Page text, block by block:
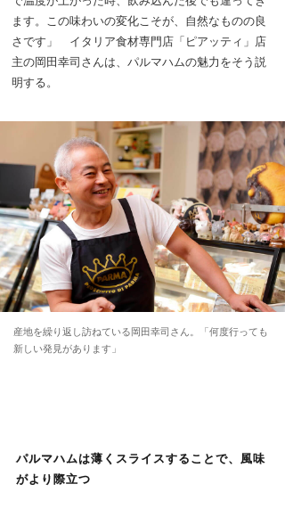
ます。この味わいの変化こそが、自然なものの良
さです」 イタリア食材専門店「ピアッティ」店
主の岡田幸司さんは、パルマハムの魅力をそう説
明する。
産地を繰り返し訪ねている岡田幸司さん。「何度行っても
新しい発見があります」
パルマハムは薄くスライスすることで、風味
がより際立つ